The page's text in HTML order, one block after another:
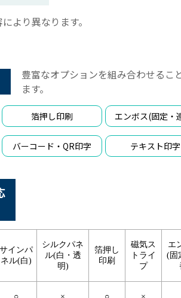
より異なります。
豊富なオプションを組み合わせるこ
ます。
箔押し印刷 エンボス(固定・
バーコード・QR印字 テキスト印字
サインパ
ネル(白)
シルクパネ
ル(白・透
明)
箔押し
印刷
磁気ス
トライ
プ
エ
(固